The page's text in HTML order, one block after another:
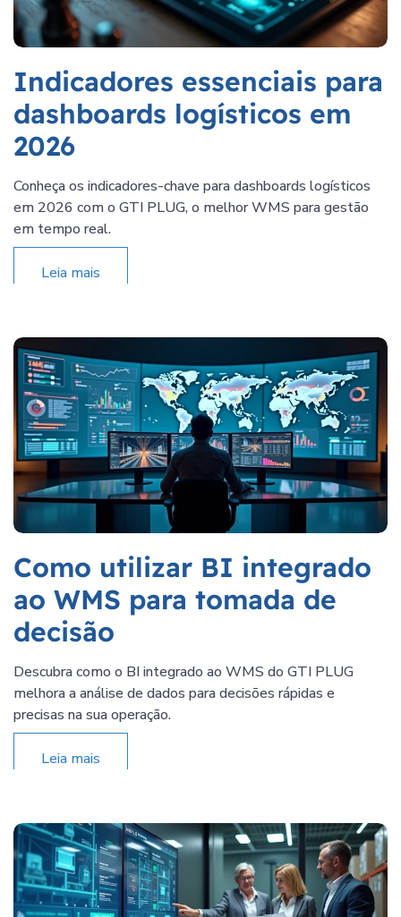
Indicadores essenciais para
dashboards logísticos em
2026
Conheça os indicadores-chave para dashboards logísticos
em 2026 com o GTI PLUG, o melhor WMS para gestão
em tempo real.
Leia mais
Como utilizar BI integrado
ao WMS para tomada de
decisão
Descubra como o BI integrado ao WMS do GTI PLUG
melhora a análise de dados para decisões rápidas e
precisas na sua operação.
Leia mais